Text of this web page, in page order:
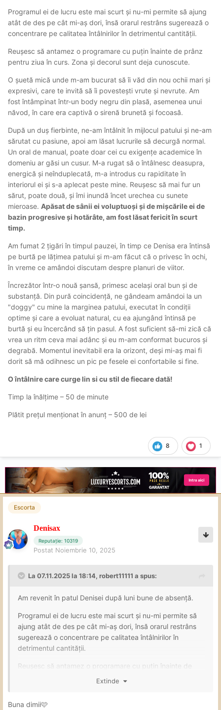
Programul ei de lucru este mai scurt și nu-mi permite să ajung
atât de des pe cât mi-aș dori, însă orarul restrâns sugerează o
concentrare pe calitatea întâlnirilor în detrimentul cantității.
Reușesc să antamez o programare cu puțin înainte de prânz
pentru ziua în curs. Zona și decorul sunt deja cunoscute.
O șuetă mică unde m-am bucurat să îi văd din nou ochii mari și
expresivi, care te invită să îi povestești vrute și nevrute. Am
fost întâmpinat într-un body negru din plasă, asemenea unui
năvod, în care era captivă o sirenă brunetă și focoasă.
După un duș fierbinte, ne-am întâlnit în mijlocul patului și ne-am
sărutat cu pasiune, apoi am lăsat lucrurile să decurgă normal.
Un oral de manual, poate doar cei cu exigențe academice în
domeniu ar găsi un cusur. M-a rugat să o întâlnesc deasupra,
energică și neînduplecată, m-a introdus cu rapiditate în
interiorul ei și s-a aplecat peste mine. Reușesc să mai fur un
sărut, poate două, și îmi inundă încet urechea cu sunete
mieroase. Apăsat de sânii ei voluptuoși și de mișcările ei de
bazin progresive și hotărâte, am fost lăsat fericit în scurt
timp.
Am fumat 2 țigări în timpul pauzei, în timp ce Denisa era întinsă
pe burtă pe lățimea patului și m-am făcut că o privesc în ochi,
în vreme ce amândoi discutam despre planuri de viitor.
Încrezător într-o nouă șansă, primesc același oral bun și de
substanță. Din pură coincidență, ne gândeam amândoi la un
"doggy" cu mine la marginea patului, executat în condiții
optime și care a evoluat natural, cu ea ajungând întinsă pe
burtă și eu încercând să țin pasul. A fost suficient să-mi zică că
vrea un ritm ceva mai adânc și eu m-am conformat bucuros și
degrabă. Momentul inevitabil era la orizont, deși mi-aș mai fi
dorit să mă odihnesc un pic pe fesele ei confortabile si fine.
O întâlnire care curge lin si cu stil de fiecare dată!
Timp la înălțime – 50 de minute
Plătit prețul menționat în anunț – 500 de lei
8 1
Escorta
Denisax
Reputație: 10319
Postat Noiembrie 10, 2025
La 07.11.2025 la 18:14, robert11111 a spus:
Am revenit în patul Denisei după luni bune de absență.
Programul ei de lucru este mai scurt și nu-mi permite să
ajung atât de des pe cât mi-aș dori, însă orarul restrâns
sugerează o concentrare pe calitatea întâlnirilor în
detrimentul cantității.
Reușesc să antamez o programare cu puțin înainte de
prânz pentru ziua în curs. Zona și decorul sunt deja
O șuetă mică unde m-am bucurat să îi văd din nou ochii
Extinde
Buna dimii🩷